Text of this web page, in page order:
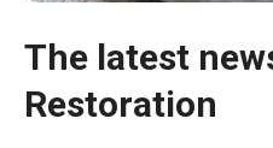
The latest
Restoration